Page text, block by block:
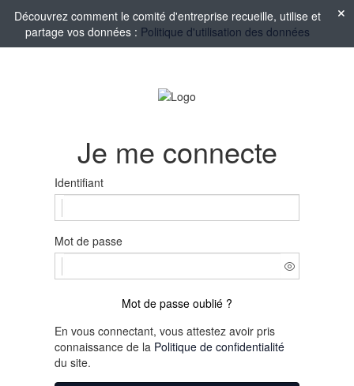
Découvrez comment le comité d'entreprise recueille, utilise et
partage vos données : Politique d'utilisation des données
Je me connecte
Identifiant
Mot de passe
Mot de passe oublié ?
En vous connectant, vous attestez avoir pris
connaissance de la Politique de confidentialité
du site.